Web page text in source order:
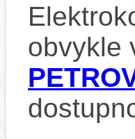
obvykle